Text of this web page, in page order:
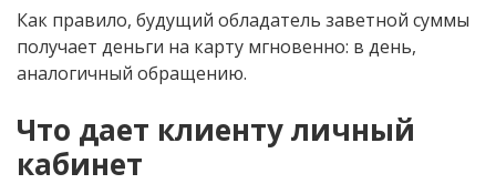
Как правило, будущий обладатель заветной суммы
получает деньги на карту мгновенно: в день,
аналогичный обращению.
Что дает клиенту личный
кабинет